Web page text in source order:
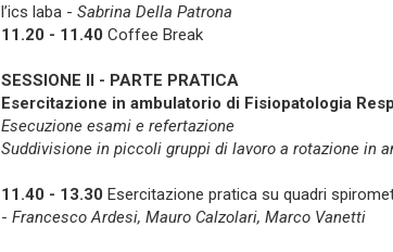
l’ics laba - Sabrina Della Patrona
11.20 - 11.40 Coffee Break
SESSIONE II - PARTE PRATICA
Esercitazione in ambulatorio di Fisiopatologia
Esecuzione esami e refertazione
Suddivisione in piccoli gruppi di lavoro a rotazione in
11.40 - 13.30 Esercitazione pratica su quadri
- Francesco Ardesi, Mauro Calzolari, Marco Vanetti